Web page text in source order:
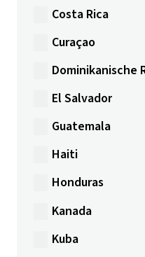
Costa Rica
Curaçao
Dominikanische
El Salvador
Guatemala
Haiti
Honduras
Kanada
Kuba